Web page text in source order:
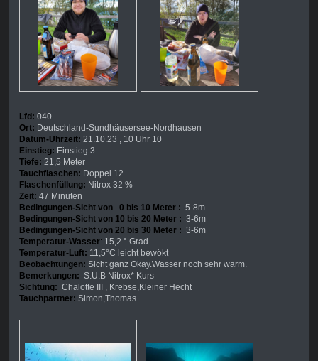
Lfd: 040
Ort: Deutschland-Sundhäusersee-Nordhausen
Datum-Uhrzeit: 21.10.23 , 10 Uhr 10
Einstieg: Einstieg 3
Tiefe: 21,5 Meter
Tauchflaschen: Doppel 12
Flaschenfüllung: Nitrox 32 %
Zeit: 47 Minuten
Bedingungen-Sicht von 0 bis 10 Meter : 5-8m
Bedingungen-Sicht von 10 bis 20 Meter : 3-6m
Bedingungen-Sicht von 20 bis 30 Meter : 3-6m
Temperatur-Wasser: 15,2 ° Grad
Temperatur-Luft: 11,5°C leicht bewökt
Beobachtungen: Sicht ganz Okay.Wasser noch sehr warm.
Bemerkungen: S.U.B Nitrox* Kurs
Sichtung: Chalotte III , Krebse,Kleiner Hecht
Tauchpartner: Simon,Thomas